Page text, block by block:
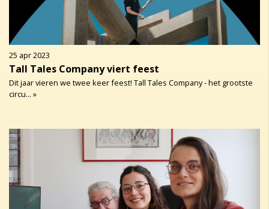
25 apr 2023
Tall Tales Company viert feest
Dit jaar vieren we twee keer feest! Tall Tales Company - het grootste
circu... »